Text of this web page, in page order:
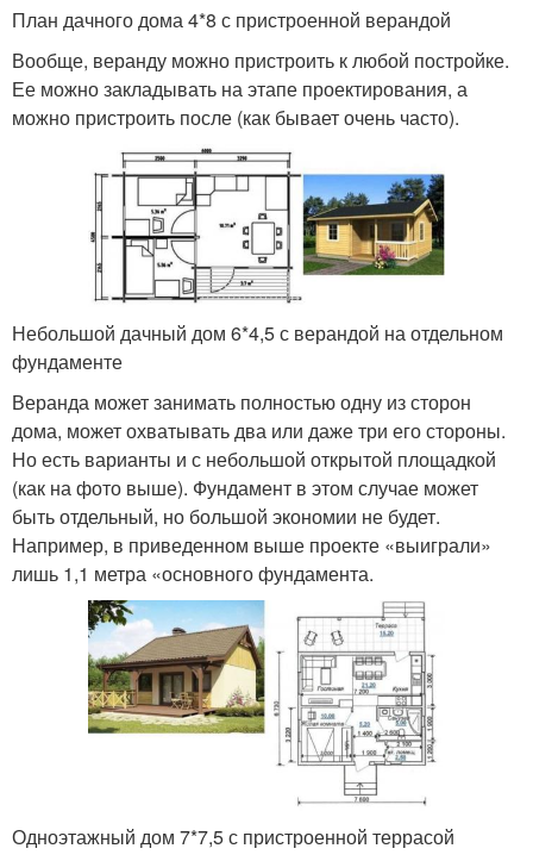
План дачного дома 4*8 с пристроенной верандой
Вообще, веранду можно пристроить к любой постройке.
Ее можно закладывать на этапе проектирования, а
можно пристроить после (как бывает очень часто).
Небольшой дачный дом 6*4,5 с верандой на отдельном
фундаменте
Веранда может занимать полностью одну из сторон
дома, может охватывать два или даже три его стороны.
Но есть варианты и с небольшой открытой площадкой
(как на фото выше). Фундамент в этом случае может
быть отдельный, но большой экономии не будет.
Например, в приведенном выше проекте «выиграли»
лишь 1,1 метра «основного фундамента.
Одноэтажный дом 7*7,5 с пристроенной террасой